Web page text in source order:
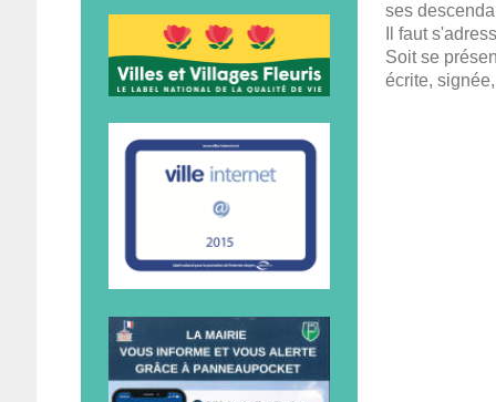
ses
Il faut
Soit se
écrite,